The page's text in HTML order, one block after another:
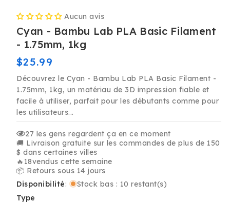
média
dans
une
fenêtre
Aucun avis
Cyan - Bambu Lab PLA Basic Filament
- 1.75mm, 1kg
Prix
habituel
$25.99
Découvrez le Cyan - Bambu Lab PLA Basic Filament -
1.75mm, 1kg, un matériau de 3D impression fiable et
facile à utiliser, parfait pour les débutants comme pour
les utilisateurs...
27 les gens regardent ça en ce moment
🚚 Livraison gratuite sur les commandes de plus de 150
$ dans certaines villes
🔥 18vendus cette semaine
📦 Retours sous 14 jours
Disponibilité:
Stock bas : 10 restant(s)
Type